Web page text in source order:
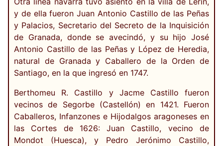
y de ella fueron Juan Antonio Castillo de las Peñas
y Palacios, Secretario del Secreto de la Inquisición
de Granada, donde se avecindó, y su hijo José
Antonio Castillo de las Peñas y López de Heredia,
natural de Granada y Caballero de la Orden de
Santiago, en la que ingresó en 1747.
Berthomeu R. Castillo y Jacme Castillo fueron
vecinos de Segorbe (Castellón) en 1421. Fueron
Caballeros, Infanzones e Hijodalgos aragoneses en
las Cortes de 1626: Juan Castillo, vecino de
Mondot (Huesca), y Pedro Jerónimo Castillo,